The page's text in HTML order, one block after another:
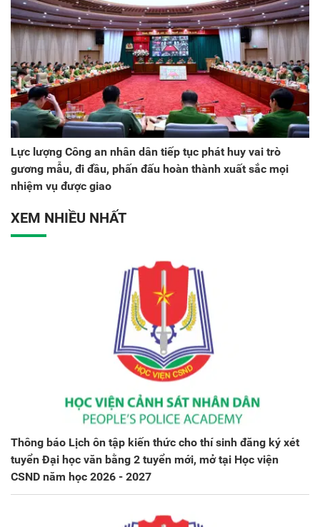
Lực lượng Công an nhân dân tiếp tục phát huy vai trò
gương mẫu, đi đầu, phấn đấu hoàn thành xuất sắc mọi
nhiệm vụ được giao
XEM NHIỀU NHẤT
Thông báo Lịch ôn tập kiến thức cho thí sinh đăng ký xét
tuyển Đại học văn bằng 2 tuyển mới, mở tại Học viện
CSND năm học 2026 - 2027